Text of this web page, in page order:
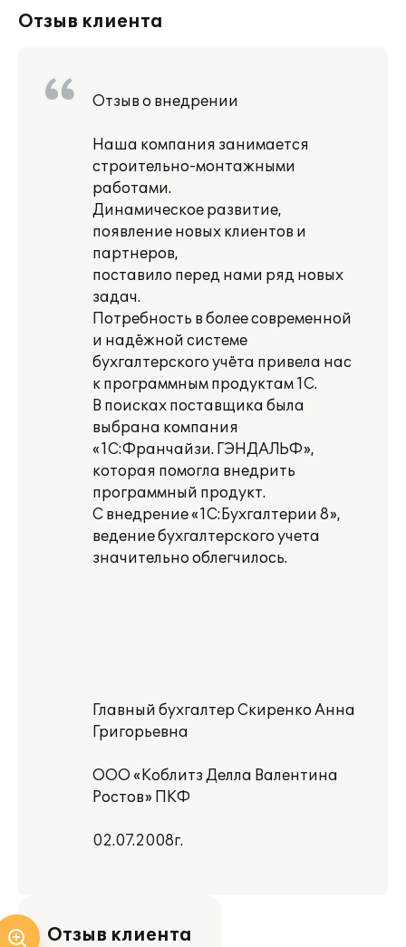
Отзыв клиента
Отзыв о внедрении
Наша компания занимается
строительно-монтажными
работами.
Динамическое развитие,
появление новых клиентов и
партнеров,
поставило перед нами ряд новых
задач.
Потребность в более современной
и надёжной системе
бухгалтерского учёта привела нас
к программным продуктам 1С.
В поисках поставщика была
выбрана компания
«1С:Франчайзи. ГЭНДАЛЬФ»,
которая помогла внедрить
программный продукт.
С внедрение «1С:Бухгалтерии 8»,
ведение бухгалтерского учета
значительно облегчилось.
Главный бухгалтер Скиренко Анна
Григорьевна
ООО «Коблитз Делла Валентина
Ростов» ПКФ
02.07.2008г.
Отзыв клиента